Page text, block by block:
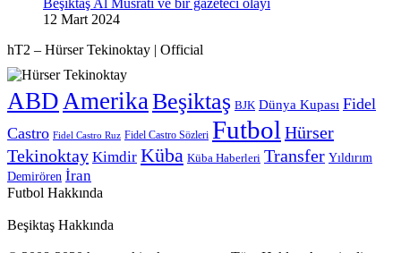
12 Mart 2024
hT2 – Hürser Tekinoktay | Official
ABD Amerika Beşiktaş BJK Dünya Kupası Fidel
Castro Fidel Castro Ruz Fidel Castro Sözleri Futbol Hürser
Tekinoktay Kimdir Küba Küba Haberleri Transfer Yıldırım
Demirören İran
Futbol Hakkında
Beşiktaş Hakkında